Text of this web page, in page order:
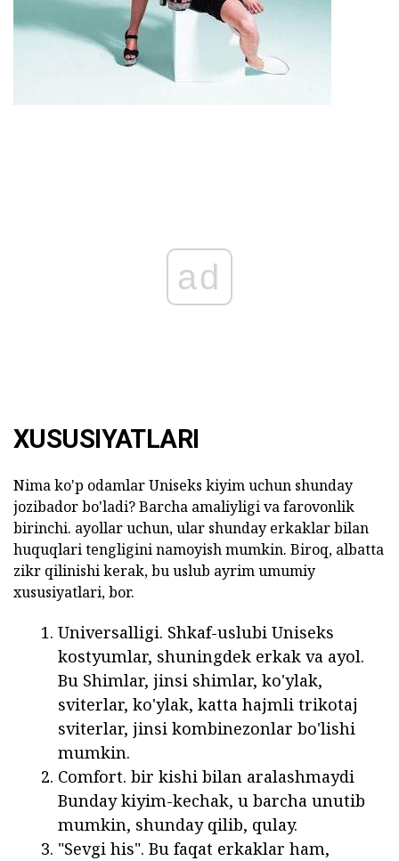
ad
XUSUSIYATLARI
Nima ko'p odamlar Uniseks kiyim uchun shunday
jozibador bo'ladi? Barcha amaliyligi va farovonlik
birinchi. ayollar uchun, ular shunday erkaklar bilan
huquqlari tengligini namoyish mumkin. Biroq, albatta
zikr qilinishi kerak, bu uslub ayrim umumiy
xususiyatlari, bor.
Universalligi. Shkaf-uslubi Uniseks
kostyumlar, shuningdek erkak va ayol.
Bu Shimlar, jinsi shimlar, ko'ylak,
sviterlar, ko'ylak, katta hajmli trikotaj
sviterlar, jinsi kombinezonlar bo'lishi
mumkin.
Comfort. bir kishi bilan aralashmaydi
Bunday kiyim-kechak, u barcha unutib
mumkin, shunday qilib, qulay.
"Sevgi his". Bu faqat erkaklar ham,